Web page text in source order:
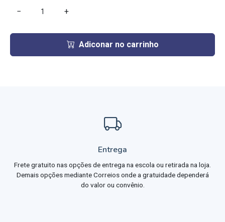
− +
Adiconar no carrinho
Entrega
Frete gratuito nas opções de entrega na escola ou retirada na loja.
Demais opções mediante Correios onde a gratuidade dependerá
do valor ou convênio.